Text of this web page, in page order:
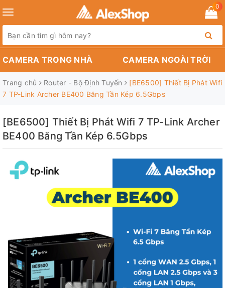
Toggle
navigation
0
CAMERA TRONG NHÀ CAMERA NGOÀI TRỜI
Trang chủ Router - Bộ Định Tuyến
[BE6500] Thiết Bị Phát Wifi
7 TP-Link Archer BE400 Băng Tần Kép 6.5Gbps
[BE6500] Thiết Bị Phát Wifi 7 TP-Link Archer
BE400 Băng Tần Kép 6.5Gbps